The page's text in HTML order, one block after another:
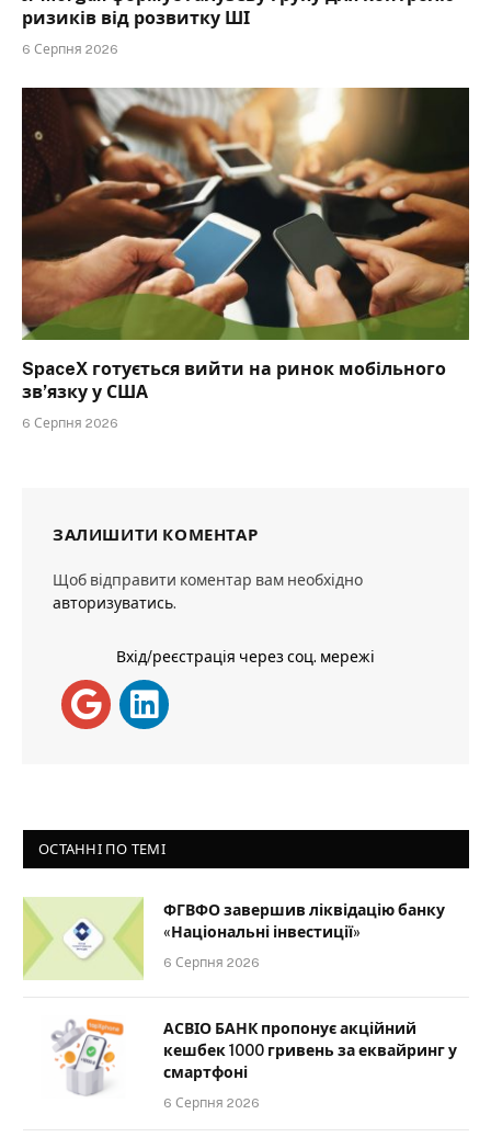
ризиків від розвитку ШІ
6 Серпня 2026
SpaceX готується вийти на ринок мобільного
зв’язку у США
6 Серпня 2026
ЗАЛИШИТИ КОМЕНТАР
Щоб відправити коментар вам необхідно
авторизуватись.
Вхід/реєстрація через соц. мережі
ОСТАННІ ПО ТЕМІ
ФГВФО завершив ліквідацію банку
«Національні інвестиції»
6 Серпня 2026
АСВІО БАНК пропонує акційний
кешбек 1000 гривень за еквайринг у
смартфоні
6 Серпня 2026